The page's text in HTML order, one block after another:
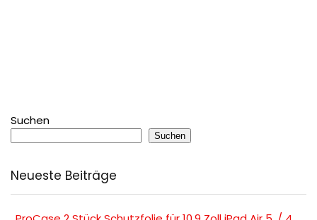
Suchen
Suchen
Neueste Beiträge